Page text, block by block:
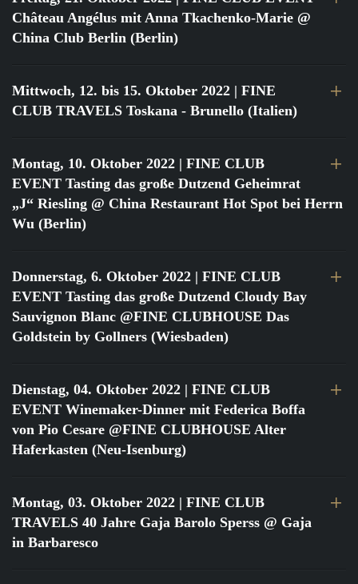
Château Angélus mit Anna Tkachenko-Marie @
China Club Berlin (Berlin)
Mittwoch, 12. bis 15. Oktober 2022 | FINE
CLUB TRAVELS Toskana - Brunello (Italien)
Montag, 10. Oktober 2022 | FINE CLUB
EVENT Tasting das große Dutzend Geheimrat
„J“ Riesling @ China Restaurant Hot Spot bei Herrn
Wu (Berlin)
Donnerstag, 6. Oktober 2022 | FINE CLUB
EVENT Tasting das große Dutzend Cloudy Bay
Sauvignon Blanc @FINE CLUBHOUSE Das
Goldstein by Gollners (Wiesbaden)
Dienstag, 04. Oktober 2022 | FINE CLUB
EVENT Winemaker-Dinner mit Federica Boffa
von Pio Cesare @FINE CLUBHOUSE Alter
Haferkasten (Neu-Isenburg)
Montag, 03. Oktober 2022 | FINE CLUB
TRAVELS 40 Jahre Gaja Barolo Sperss @ Gaja
in Barbaresco